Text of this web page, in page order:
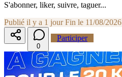
S'abonner, liker, suivre, taguer...
Publié il y a 1 jour Fin le 11/08/2026
0
Participer